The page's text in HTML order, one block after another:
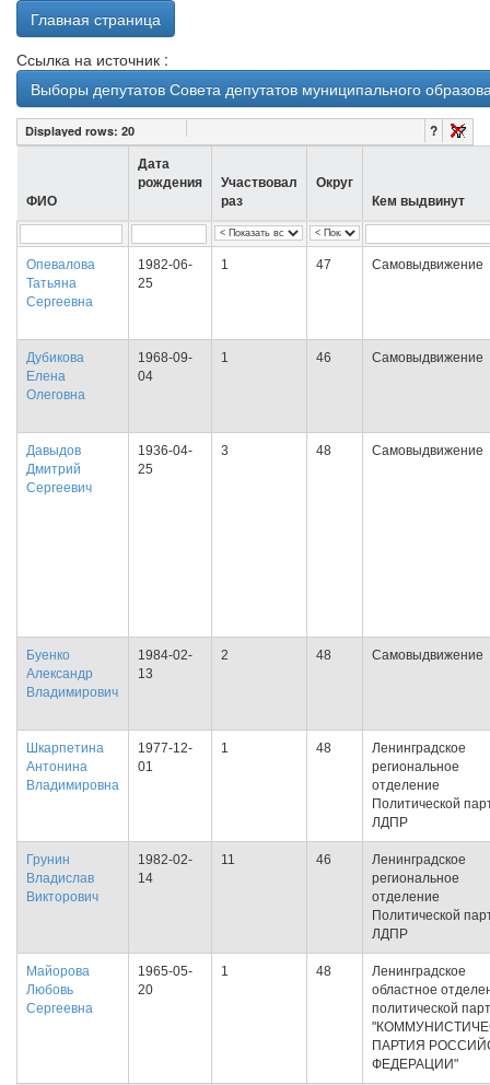
Главная страница
Ссылка на источник :
Выборы депутатов Совета депутатов муниципального
Displayed rows: 20 ?
ФИО
Дата
рождения
Участвовал
раз
Округ
Кем выдвинут
Опевалова
Татьяна
Сергеевна
1982-06-
25
1 47 Самовыдвижение
Дубикова
Елена
Олеговна
1968-09-
04
1 46 Самовыдвижение
Давыдов
Дмитрий
Сергеевич
1936-04-
25
3 48 Самовыдвижение
Буенко
Александр
Владимирович
1984-02-
13
2 48 Самовыдвижение
Шкарпетина
Антонина
Владимировна
1977-12-
01
1 48
Ленинградское
региональное
отделение
Политической
ЛДПР
Грунин
Владислав
Викторович
1982-02-
14
11 46
Ленинградское
региональное
отделение
Политической
ЛДПР
Майорова
Любовь
Сергеевна
1965-05-
20
1 48
Ленинградское
областное
политической
ПАРТИЯ
ФЕДЕРАЦИИ"